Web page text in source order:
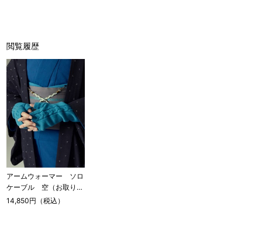
閲覧履歴
アームウォーマー ソロ
ケーブル 空（お取り寄
せ品）
14,850円（税込）